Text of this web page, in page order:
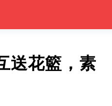
送花籃，素